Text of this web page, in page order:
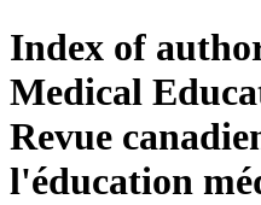
Index of
Medical
Revue
l'éducation